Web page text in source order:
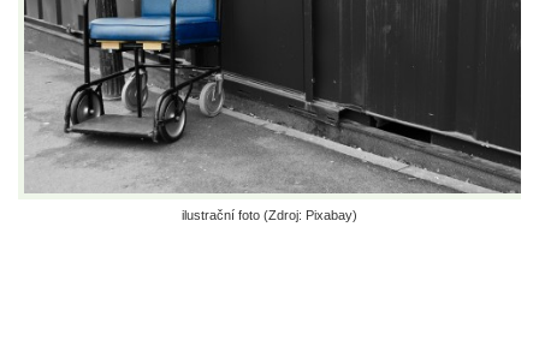
ilustrační foto (Zdroj: Pixabay)